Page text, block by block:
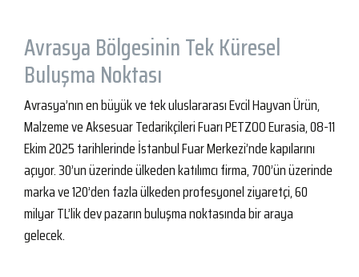
Avrasya Bölgesinin Tek Küresel
Buluşma Noktası
Avrasya’nın en büyük ve tek uluslararası Evcil Hayvan Ürün,
Malzeme ve Aksesuar Tedarikçileri Fuarı PETZOO Eurasia, 08-11
Ekim 2025 tarihlerinde İstanbul Fuar Merkezi’nde kapılarını
açıyor. 30’un üzerinde ülkeden katılımcı firma, 700’ün üzerinde
marka ve 120’den fazla ülkeden profesyonel ziyaretçi, 60
milyar TL’lik dev pazarın buluşma noktasında bir araya
gelecek.